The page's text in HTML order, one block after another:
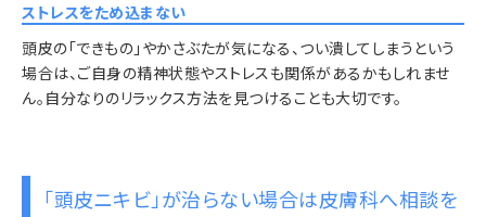
ストレスをため込まない
頭皮の「できもの」やかさぶたが気になる、つい潰してしまうという
場合は、ご自身の精神状態やストレスも関係があるかもしれませ
ん。自分なりのリラックス方法を見つけることも大切です。
「頭皮ニキビ」が治らない場合は皮膚科へ相談を